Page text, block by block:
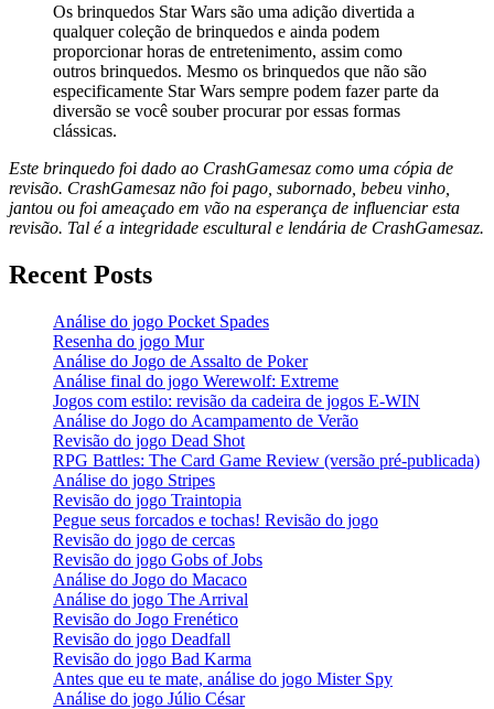
Os brinquedos Star Wars são uma adição divertida a
qualquer coleção de brinquedos e ainda podem
proporcionar horas de entretenimento, assim como
outros brinquedos. Mesmo os brinquedos que não são
especificamente Star Wars sempre podem fazer parte da
diversão se você souber procurar por essas formas
clássicas.
Este brinquedo foi dado ao CrashGamesaz como uma cópia de
revisão. CrashGamesaz não foi pago, subornado, bebeu vinho,
jantou ou foi ameaçado em vão na esperança de influenciar esta
revisão. Tal é a integridade escultural e lendária de CrashGamesaz.
Recent Posts
Análise do jogo Pocket Spades
Resenha do jogo Mur
Análise do Jogo de Assalto de Poker
Análise final do jogo Werewolf: Extreme
Jogos com estilo: revisão da cadeira de jogos E-WIN
Análise do Jogo do Acampamento de Verão
Revisão do jogo Dead Shot
RPG Battles: The Card Game Review (versão pré-publicada)
Análise do jogo Stripes
Revisão do jogo Traintopia
Pegue seus forcados e tochas! Revisão do jogo
Revisão do jogo de cercas
Revisão do jogo Gobs of Jobs
Análise do Jogo do Macaco
Análise do jogo The Arrival
Revisão do Jogo Frenético
Revisão do jogo Deadfall
Revisão do jogo Bad Karma
Antes que eu te mate, análise do jogo Mister Spy
Análise do jogo Júlio César